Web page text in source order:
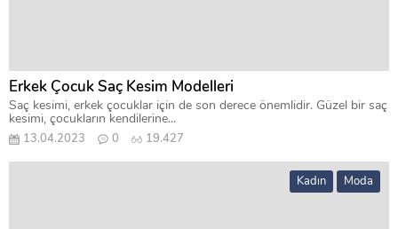
Erkek Çocuk Saç Kesim Modelleri
Saç kesimi, erkek çocuklar için de son derece önemlidir. Güzel bir saç
kesimi, çocukların kendilerine...
13.04.2023 0 19.427
Kadın Moda